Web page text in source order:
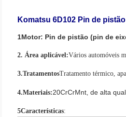
Komatsu 6D102 Pin de
1Motor: Pin de pistão (pin de
2. Área aplicável:Vários automóveis
3.TratamentosTratamento térmico,
4.Materiais:20CrCrMnt, de alta
5Características: